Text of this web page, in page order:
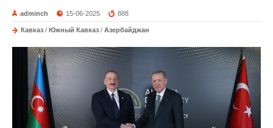
adminch 15-06-2025 888
Кавказ / Южный Кавказ / Азербайджан